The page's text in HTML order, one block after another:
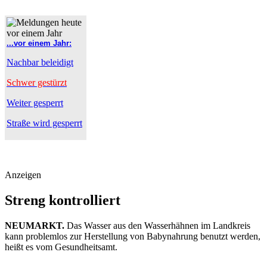
...vor einem Jahr:
Nachbar beleidigt
Schwer gestürzt
Weiter gesperrt
Straße wird gesperrt
Anzeigen
Streng kontrolliert
NEUMARKT. Das Wasser aus den Wasserhähnen im Landkreis
kann problemlos zur Herstellung von Babynahrung benutzt werden,
heißt es vom Gesundheitsamt.